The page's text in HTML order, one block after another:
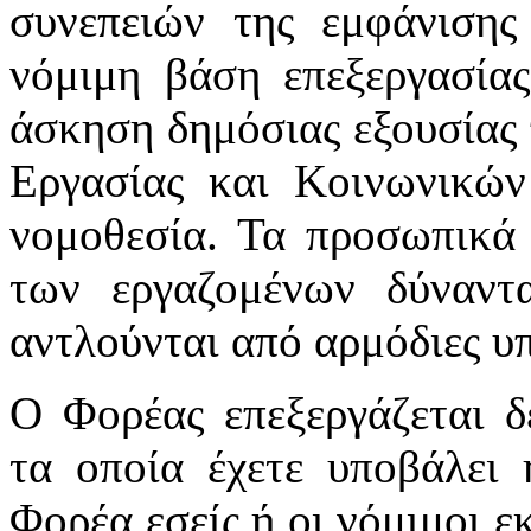
συνεπειών της
νόμιμη βάση
άσκηση δημόσιας
Εργασίας και
νομοθεσία. Τα προσωπικά
των εργαζομένων
αντλούνται από αρμόδιες
Ο Φορέας επεξεργάζεται
τα οποία έχετε
Φορέα εσείς ή οι νόμιμοι